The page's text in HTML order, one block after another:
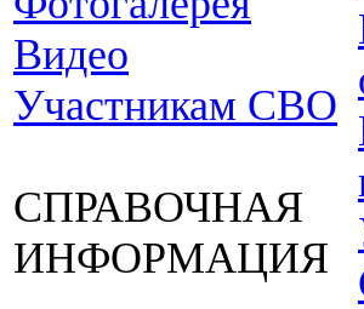
Видео
Участникам СВО
СПРАВОЧНАЯ
ИНФОРМАЦИЯ